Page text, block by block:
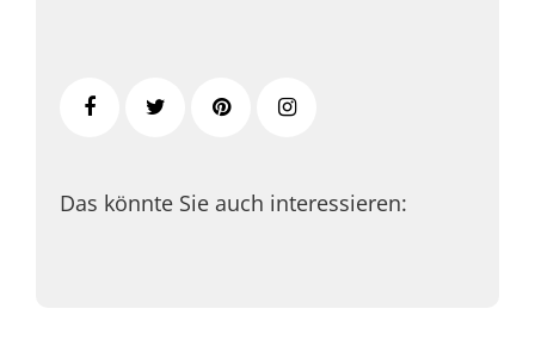
Das könnte Sie auch interessieren: